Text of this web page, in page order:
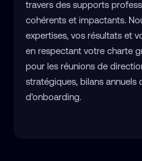
travers des supports
cohérents et impactants.
expertises, vos résultats et
en respectant votre charte
pour les réunions de
stratégiques, bilans annuels
d’onboarding.